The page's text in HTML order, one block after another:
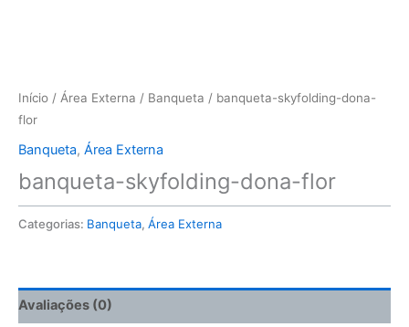
Início / Área Externa / Banqueta / banqueta-skyfolding-dona-
flor
Banqueta, Área Externa
banqueta-skyfolding-dona-flor
Categorias: Banqueta, Área Externa
Avaliações (0)